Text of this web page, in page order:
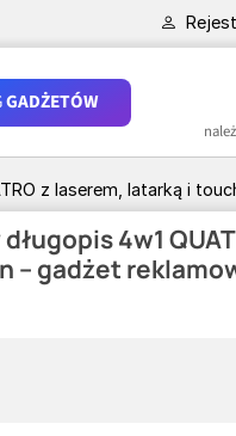
GADŻETÓW
z laserem, latarką i
4w1
– gadżet